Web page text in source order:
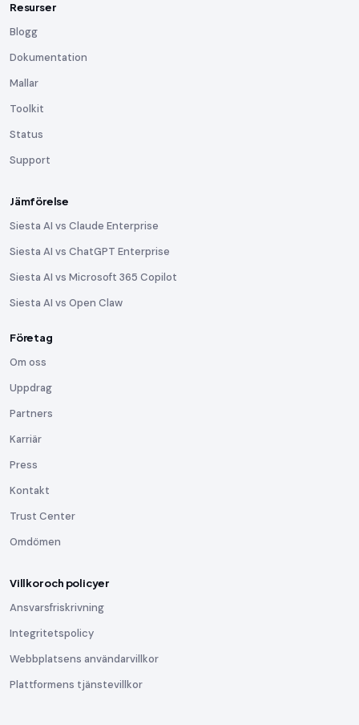
Resurser
Blogg
Dokumentation
Mallar
Toolkit
Status
Support
Jämförelse
Siesta AI vs Claude Enterprise
Siesta AI vs ChatGPT Enterprise
Siesta AI vs Microsoft 365 Copilot
Siesta AI vs Open Claw
Företag
Om oss
Uppdrag
Partners
Karriär
Press
Kontakt
Trust Center
Omdömen
Villkor och policyer
Ansvarsfriskrivning
Integritetspolicy
Webbplatsens användarvillkor
Plattformens tjänstevillkor